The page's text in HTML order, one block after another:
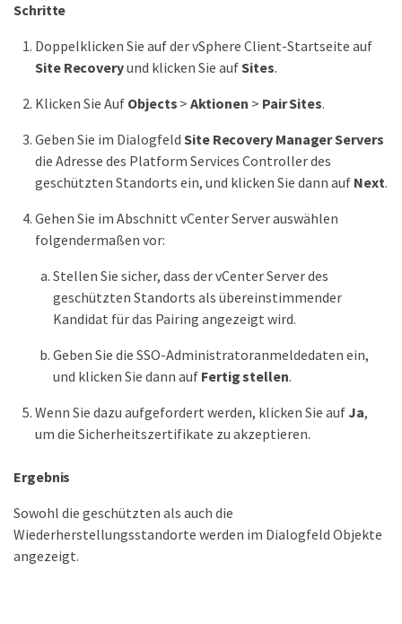
Schritte
Doppelklicken Sie auf der vSphere Client-Startseite auf
Site Recoveryund klicken Sie aufSites.
Klicken Sie Auf Objects >Aktionen > Pair Sites.
Geben Sie im Dialogfeld Site Recovery Manager Servers
die Adresse des Platform Services Controller des
geschützten Standorts ein, und klicken Sie dann auf Next.
Gehen Sie im Abschnitt vCenter Server auswählen
folgendermaßen vor:
Stellen Sie sicher, dass der vCenter Server des
geschützten Standorts als übereinstimmender
Kandidat für das Pairing angezeigt wird.
Geben Sie die SSO-Administratoranmeldedaten ein,
und klicken Sie dann auf Fertig stellen.
Wenn Sie dazu aufgefordert werden, klicken Sie auf Ja,
um die Sicherheitszertifikate zu akzeptieren.
Ergebnis
Sowohl die geschützten als auch die
Wiederherstellungsstandorte werden im Dialogfeld Objekte
angezeigt.